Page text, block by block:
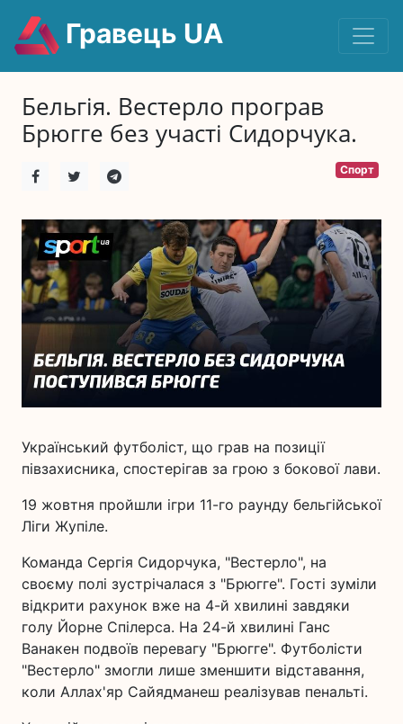
Гравець UA
Бельгія. Вестерло програв
Брюгге без участі Сидорчука.
Спорт
Український футболіст, що грав на позиції
півзахисника, спостерігав за грою з бокової лави.
19 жовтня пройшли ігри 11-го раунду бельгійської
Ліги Жупіле.
Команда Сергія Сидорчука, "Вестерло", на
своєму полі зустрічалася з "Брюгге". Гості зуміли
відкрити рахунок вже на 4-й хвилині завдяки
голу Йорне Спілерса. На 24-й хвилині Ганс
Ванакен подвоїв перевагу "Брюгге". Футболісти
"Вестерло" змогли лише зменшити відставання,
коли Аллах'яр Сайядманеш реалізував пенальті.